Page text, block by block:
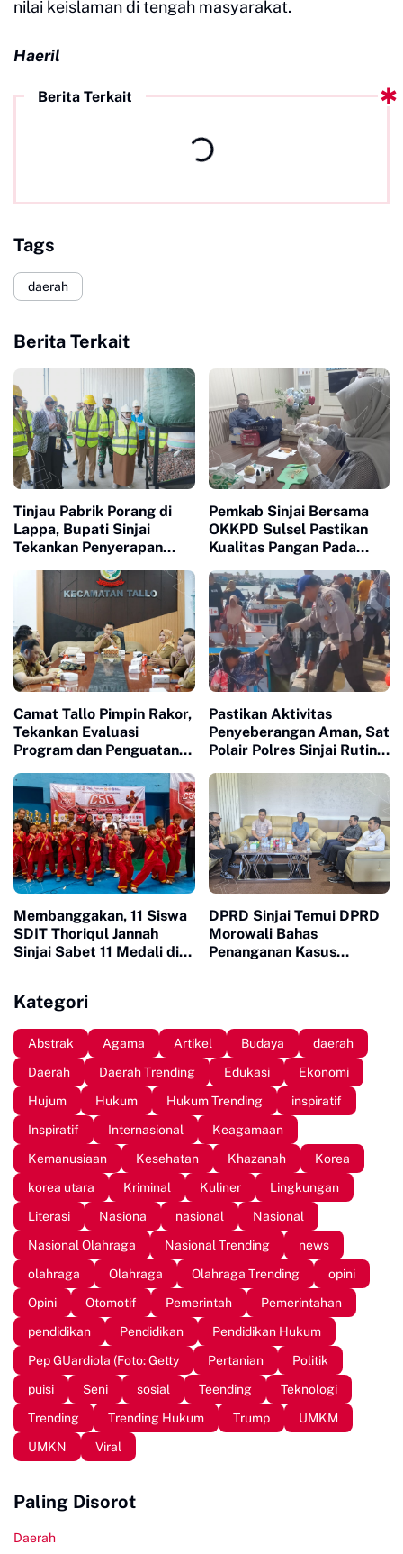
nilai keislaman di tengah masyarakat.
Haeril
Berita Terkait
Tags
daerah
Berita Terkait
Tinjau Pabrik Porang di
Lappa, Bupati Sinjai
Tekankan Penyerapan
Pemkab Sinjai Bersama
OKKPD Sulsel Pastikan
Kualitas Pangan Pada
Gratis
Camat Tallo Pimpin Rakor,
Tekankan Evaluasi
Program dan Penguatan
Pastikan Aktivitas
Penyeberangan Aman, Sat
Polair Polres Sinjai Rutin
Membanggakan, 11 Siswa
SDIT Thoriqul Jannah
Sinjai Sabet 11 Medali di
DPRD Sinjai Temui DPRD
Morowali Bahas
Penanganan Kasus
Kategori
Abstrak Agama Artikel Budaya
daerah
Daerah
Daerah Trending Edukasi
Ekonomi
Hujum
Hukum Hukum Trending
inspiratif
Inspiratif
Internasional
Keagamaan
Kemanusiaan
Kesehatan Khazanah
Korea
korea utara
Kriminal Kuliner
Lingkungan
Literasi
Nasiona nasional
Nasional
Nasional Olahraga
Nasional Trending
news
olahraga
Olahraga Olahraga Trending
opini
Opini
Otomotif Pemerintah
Pemerintahan
pendidikan
Pendidikan
Pendidikan Hukum
Pep GUardiola (Foto: Getty
Pertanian
Politik
puisi
Seni sosial Teending
Teknologi
Trending
Trending Hukum Trump
UMKM
UMKN
Viral
Paling Disorot
Daerah